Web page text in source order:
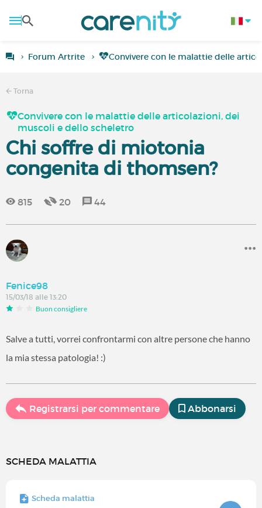
Forum Artrite Convivere con le malattie delle
Torna
Convivere con le malattie delle articolazioni, dei
muscoli e dello scheletro
Chi soffre di miotonia
congenita di thomsen?
815 20 44
Fenice98
15/03/18 alle 13:20
Buon consigliere
Salve a tutti, vorrei confrontarmi con altre persone che hanno
la mia stessa patologia! :)
Registrarsi per commentare Abbonarsi
SCHEDA MALATTIA
Scheda malattia